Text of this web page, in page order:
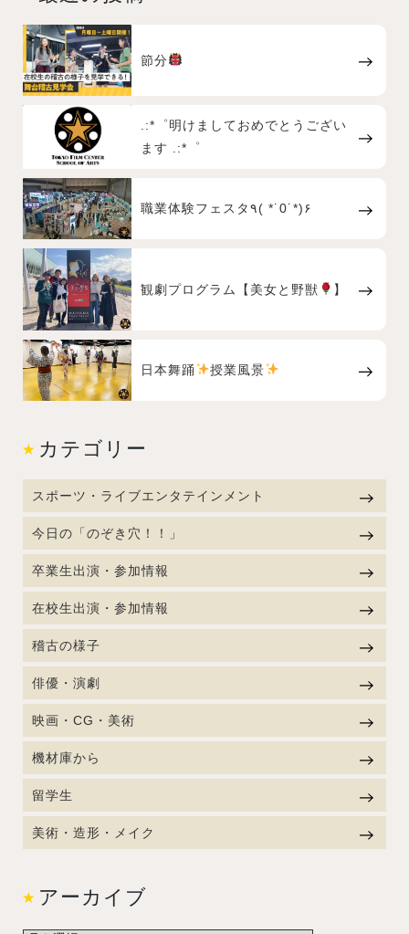
節分
.:*゜明けましておめでとうござい
ます .:*゜
職業体験フェスタ٩( *˙0˙*)۶
観劇プログラム【美女と野獣 】
日本舞踊 授業風景
カテゴリー
スポーツ・ライブエンタテインメント
今日の「のぞき穴！！」
卒業生出演・参加情報
在校生出演・参加情報
稽古の様子
俳優・演劇
映画・CG・美術
機材庫から
留学生
美術・造形・メイク
アーカイブ